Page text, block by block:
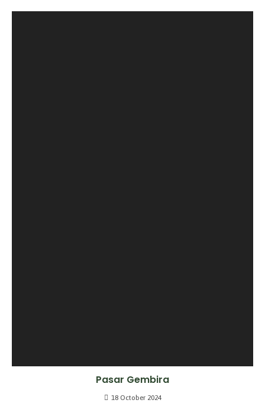
Pasar Gembira
18 October 2024